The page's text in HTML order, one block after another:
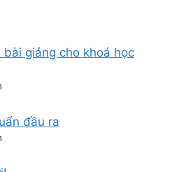
bài giảng cho khoá học
đầu ra